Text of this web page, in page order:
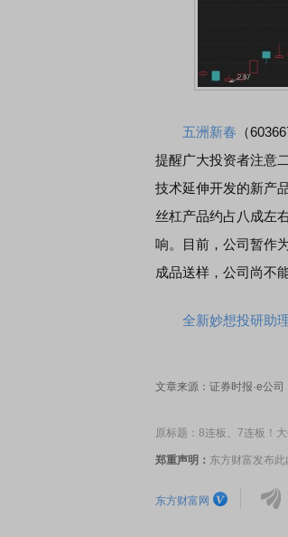
五洲新春 （
提醒广大投资者注意
技术延伸开发的新产
丝杠产品约占八成左
响。目前，公司暂作
成品送样，公司尚不
全新妙想投研助
文章来源：证券时报·e公司
原标题：8连板、7连板！
郑重声明： 东方财富发布
东方财富网